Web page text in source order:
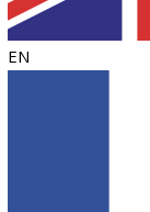
EN